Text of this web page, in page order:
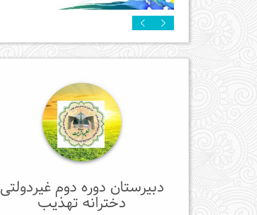
دبیرستان دوره دوم غیردولتی
دخترانه تهذیب